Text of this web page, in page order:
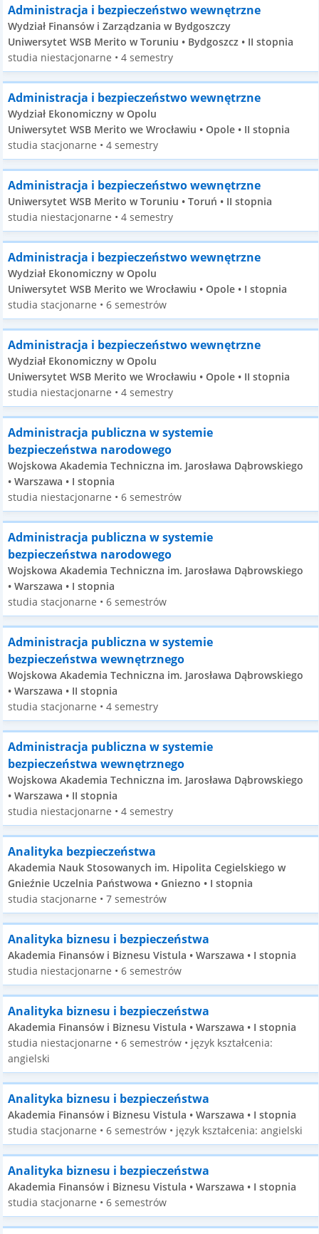
Administracja i bezpieczeństwo wewnętrzne
Wydział Finansów i Zarządzania w Bydgoszczy
Uniwersytet WSB Merito w Toruniu • Bydgoszcz • II stopnia
studia niestacjonarne • 4 semestry
Administracja i bezpieczeństwo wewnętrzne
Wydział Ekonomiczny w Opolu
Uniwersytet WSB Merito we Wrocławiu • Opole • II stopnia
studia stacjonarne • 4 semestry
Administracja i bezpieczeństwo wewnętrzne
Uniwersytet WSB Merito w Toruniu • Toruń • II stopnia
studia niestacjonarne • 4 semestry
Administracja i bezpieczeństwo wewnętrzne
Wydział Ekonomiczny w Opolu
Uniwersytet WSB Merito we Wrocławiu • Opole • I stopnia
studia stacjonarne • 6 semestrów
Administracja i bezpieczeństwo wewnętrzne
Wydział Ekonomiczny w Opolu
Uniwersytet WSB Merito we Wrocławiu • Opole • II stopnia
studia niestacjonarne • 4 semestry
Administracja publiczna w systemie
bezpieczeństwa narodowego
Wojskowa Akademia Techniczna im. Jarosława Dąbrowskiego
• Warszawa • I stopnia
studia niestacjonarne • 6 semestrów
Administracja publiczna w systemie
bezpieczeństwa narodowego
Wojskowa Akademia Techniczna im. Jarosława Dąbrowskiego
• Warszawa • I stopnia
studia stacjonarne • 6 semestrów
Administracja publiczna w systemie
bezpieczeństwa wewnętrznego
Wojskowa Akademia Techniczna im. Jarosława Dąbrowskiego
• Warszawa • II stopnia
studia stacjonarne • 4 semestry
Administracja publiczna w systemie
bezpieczeństwa wewnętrznego
Wojskowa Akademia Techniczna im. Jarosława Dąbrowskiego
• Warszawa • II stopnia
studia niestacjonarne • 4 semestry
Analityka bezpieczeństwa
Akademia Nauk Stosowanych im. Hipolita Cegielskiego w
Gnieźnie Uczelnia Państwowa • Gniezno • I stopnia
studia stacjonarne • 7 semestrów
Analityka biznesu i bezpieczeństwa
Akademia Finansów i Biznesu Vistula • Warszawa • I stopnia
studia niestacjonarne • 6 semestrów
Analityka biznesu i bezpieczeństwa
Akademia Finansów i Biznesu Vistula • Warszawa • I stopnia
studia niestacjonarne • 6 semestrów • język kształcenia:
angielski
Analityka biznesu i bezpieczeństwa
Akademia Finansów i Biznesu Vistula • Warszawa • I stopnia
studia stacjonarne • 6 semestrów • język kształcenia: angielski
Analityka biznesu i bezpieczeństwa
Akademia Finansów i Biznesu Vistula • Warszawa • I stopnia
studia stacjonarne • 6 semestrów